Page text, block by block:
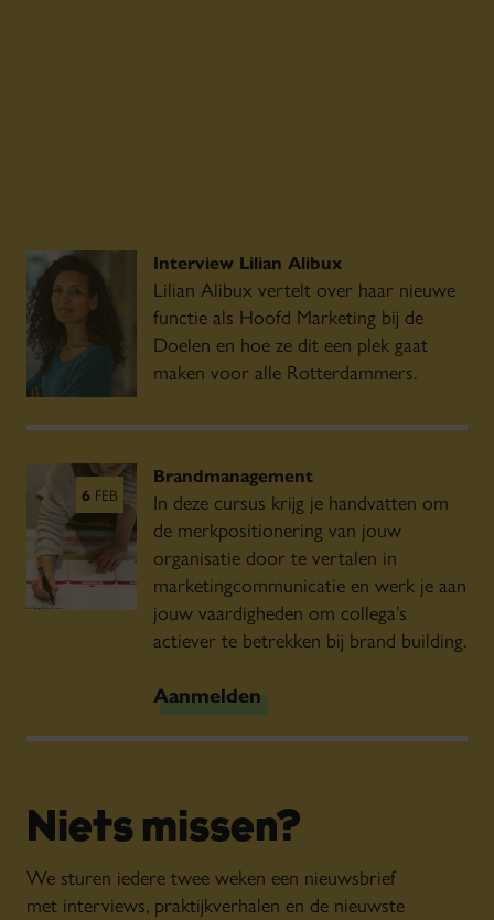
Interview Lilian Alibux
Lilian Alibux vertelt over haar nieuwe
functie als Hoofd Marketing bij de
Doelen en hoe ze dit een plek gaat
maken voor alle Rotterdammers.
6 FEB
Brandmanagement
In deze cursus krijg je handvatten om
de merkpositionering van jouw
organisatie door te vertalen in
marketingcommunicatie en werk je aan
jouw vaardigheden om collega’s
actiever te betrekken bij brand building.
Aanmelden
Niets missen?
We sturen iedere twee weken een nieuwsbrief
met interviews, praktijkverhalen en de nieuwste